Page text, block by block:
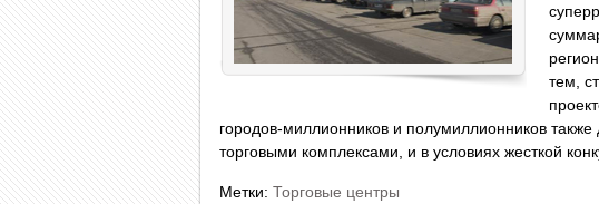
тем,
городов-миллионников и полумиллионников
торговыми комплексами, и в условиях жесткой
Метки: Торговые центры